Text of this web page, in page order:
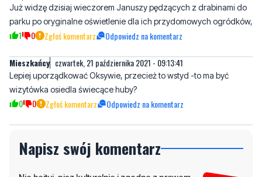
Mieszkańcy czwartek, 21 października 2021 - 09:13:41
Lepiej uporządkować Oksywie, przecież to wstyd -to ma być
0 0 Zgłoś komentarz Odpowiedz na komentarz
Napisz swój komentarz
komentarze! Jeśli widzisz niestosowny wpis -
kliknij "zgłoś nadużycie".